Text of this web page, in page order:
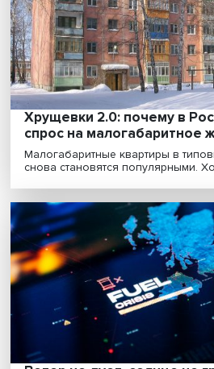
О том, как проявляется
российских университетов,
Вышка для каждого:
том, каким должен
глобальный
Ректор Высшей школы
ходе Восточного